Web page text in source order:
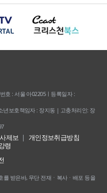
호 : 서울 아02205ㅣ등록일자 :
년보호책임자 : 장지동 | 고충처리인: 장
제보
개인정보취급방침
령
를 받은바, 무단 전재ㆍ복사ㆍ배포 등을